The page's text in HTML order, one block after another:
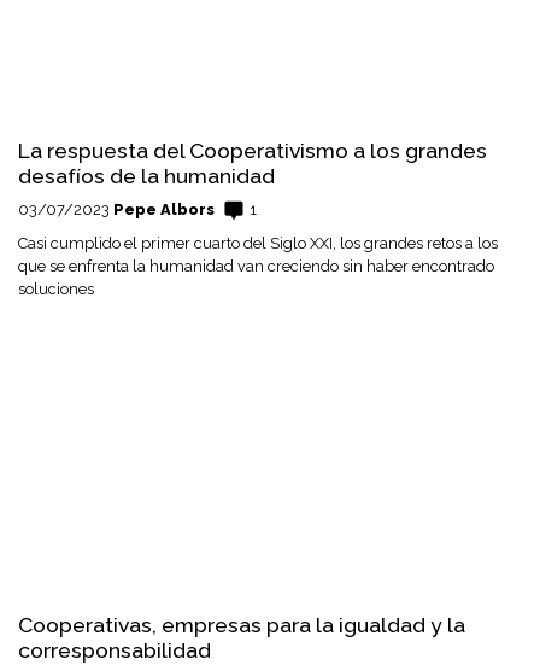
La respuesta del Cooperativismo a los grandes
desafíos de la humanidad
03/07/2023 Pepe Albors
1
Casi cumplido el primer cuarto del Siglo XXI, los grandes retos a los
que se enfrenta la humanidad van creciendo sin haber encontrado
soluciones
Cooperativas, empresas para la igualdad y la
corresponsabilidad